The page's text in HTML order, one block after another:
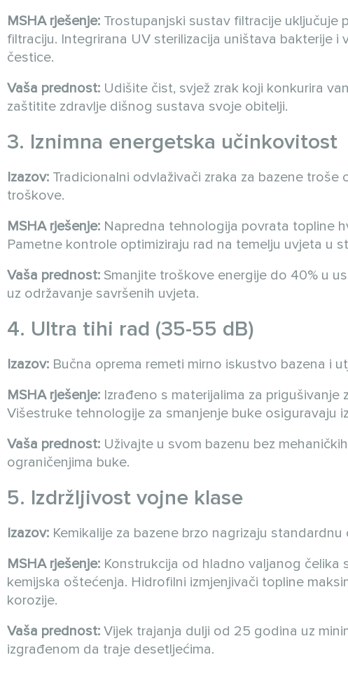
MSHA rješenje: Trostupanjski sustav filtracije uključuje
filtraciju. Integrirana UV sterilizacija uništava bakterije
čestice.
Vaša prednost: Udišite čist, svjež zrak koji konkurira
zaštitite zdravlje dišnog sustava svoje obitelji.
3. Iznimna energetska učinkovitost
Izazov: Tradicionalni odvlaživači zraka za bazene
troškove.
MSHA rješenje: Napredna tehnologija povrata topline
Pametne kontrole optimiziraju rad na temelju uvjeta u
Vaša prednost: Smanjite troškove energije do 40% u
uz održavanje savršenih uvjeta.
4. Ultra tihi rad (35-55 dB)
Izazov: Bučna oprema remeti mirno iskustvo bazena i
MSHA rješenje: Izrađeno s materijalima za
Višestruke tehnologije za smanjenje buke osiguravaju
Vaša prednost: Uživajte u svom bazenu bez
ograničenjima buke.
5. Izdržljivost vojne klase
Izazov: Kemikalije za bazene brzo nagrizaju
MSHA rješenje: Konstrukcija od hladno valjanog čelika
kemijska oštećenja. Hidrofilni izmjenjivači topline
korozije.
Vaša prednost: Vijek trajanja dulji od 25 godina uz
izgrađenom da traje desetljećima.